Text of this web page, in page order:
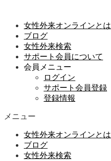
女性外来オンラインとは
ブログ
女性外来検索
サポート会員について
会員メニュー
ログイン
サポート会員登録
登録情報
メニュー
女性外来オンラインとは
ブログ
女性外来検索